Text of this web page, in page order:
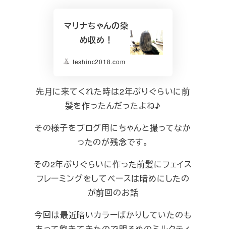
マリナちゃんの染
め収め！
teshinc2018.com
先月に来てくれた時は2年ぶりぐらいに前
髪を作ったんだったよね♪
その様子をブログ用にちゃんと撮ってなか
ったのが残念です。
その2年ぶりぐらいに作った前髪にフェイス
フレーミングをしてベースは暗めにしたの
が前回のお話
今回は最近暗いカラーばかりしていたのも